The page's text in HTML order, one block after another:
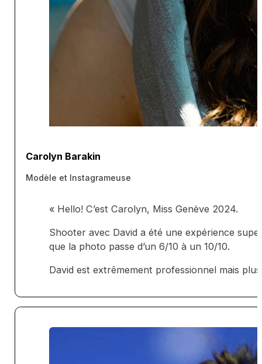
Carolyn Barakin
Modèle et Instagrameuse
« Hello! C’est Carolyn, Miss Genève 2024.
Shooter avec David a été une expérience
que la photo passe d’un 6/10 à un 10/10.
David est extrêmement professionnel mais